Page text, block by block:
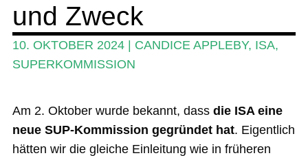
Das Magazin
Stand Up Magazin TV
und Zweck
10. OKTOBER 2024| CANDICE APPLEBY, ISA,
SUPERKOMMISSION
Am 2. Oktober wurde bekannt, dass die ISA eine
neue SUP-Kommission gegründet hat. Eigentlich
hätten wir die gleiche Einleitung wie in früheren